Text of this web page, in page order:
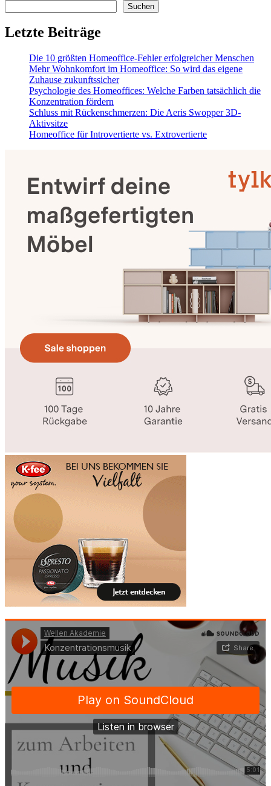
Suchen
Letzte Beiträge
Die 10 größten Homeoffice-Fehler erfolgreicher Menschen
Mehr Wohnkomfort im Homeoffice: So wird das eigene
Zuhause zukunftssicher
Psychologie des Homeoffices: Welche Farben tatsächlich die
Konzentration fördern
Schluss mit Rückenschmerzen: Die Aeris Swopper 3D-
Aktivsitze
Homeoffice für Introvertierte vs. Extrovertierte